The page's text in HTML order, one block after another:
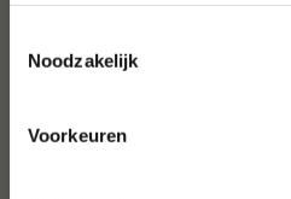
Noodzakelijk
Voorkeuren
BBQuality
kwaliteitsvlees. Met ons
ACHTERNAAM